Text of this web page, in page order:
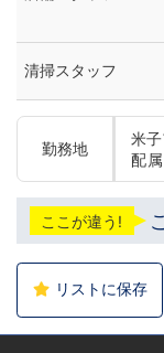
清掃スタッフ
勤務地
米子市
配
袋
から徒歩8分
ら徒歩8分 茨城
海道
国
九
ここが違う!
リストに保存